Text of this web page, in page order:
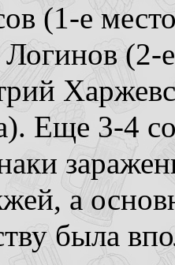
(1-е
(2-
Еще 3-4
а
была